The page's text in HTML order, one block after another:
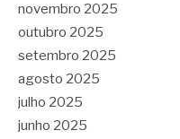
novembro 2025
outubro 2025
setembro 2025
agosto 2025
julho 2025
junho 2025